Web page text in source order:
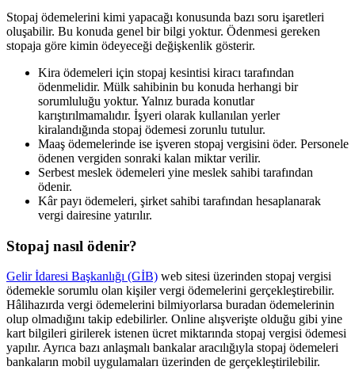
Stopaj ödemelerini kimi yapacağı konusunda bazı soru işaretleri
oluşabilir. Bu konuda genel bir bilgi yoktur. Ödenmesi gereken
stopaja göre kimin ödeyeceği değişkenlik gösterir.
Kira ödemeleri için stopaj kesintisi kiracı tarafından
ödenmelidir. Mülk sahibinin bu konuda herhangi bir
sorumluluğu yoktur. Yalnız burada konutlar
karıştırılmamalıdır. İşyeri olarak kullanılan yerler
kiralandığında stopaj ödemesi zorunlu tutulur.
Maaş ödemelerinde ise işveren stopaj vergisini öder. Personele
ödenen vergiden sonraki kalan miktar verilir.
Serbest meslek ödemeleri yine meslek sahibi tarafından
ödenir.
Kâr payı ödemeleri, şirket sahibi tarafından hesaplanarak
vergi dairesine yatırılır.
Stopaj nasıl ödenir?
Gelir İdaresi Başkanlığı (GİB) web sitesi üzerinden stopaj vergisi
ödemekle sorumlu olan kişiler vergi ödemelerini gerçekleştirebilir.
Hâlihazırda vergi ödemelerini bilmiyorlarsa buradan ödemelerinin
olup olmadığını takip edebilirler. Online alışverişte olduğu gibi yine
kart bilgileri girilerek istenen ücret miktarında stopaj vergisi ödemesi
yapılır. Ayrıca bazı anlaşmalı bankalar aracılığıyla stopaj ödemeleri
bankaların mobil uygulamaları üzerinden de gerçekleştirilebilir.